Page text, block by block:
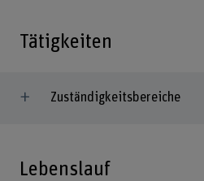
Tätigkeiten
Zuständigkeitsbereiche
Lebenslauf